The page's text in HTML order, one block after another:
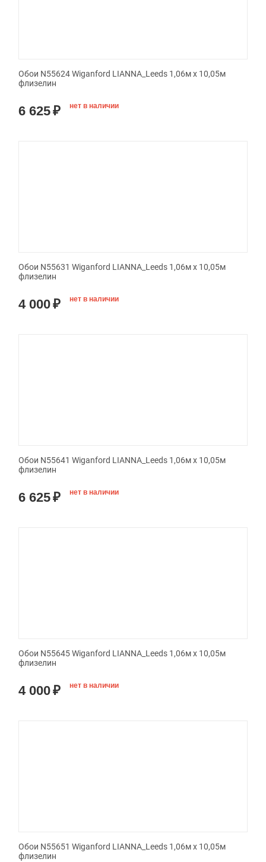
Обои N55624 Wiganford LIANNA_Leeds 1,06м х 10,05м
флизелин
6 625₽ нет в наличии
Обои N55631 Wiganford LIANNA_Leeds 1,06м х 10,05м
флизелин
4 000₽ нет в наличии
Обои N55641 Wiganford LIANNA_Leeds 1,06м х 10,05м
флизелин
6 625₽ нет в наличии
Обои N55645 Wiganford LIANNA_Leeds 1,06м х 10,05м
флизелин
4 000₽ нет в наличии
Обои N55651 Wiganford LIANNA_Leeds 1,06м х 10,05м
флизелин